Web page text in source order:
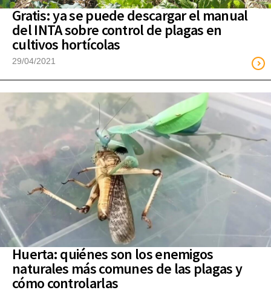
Gratis: ya se puede descargar el manual
del INTA sobre control de plagas en
cultivos hortícolas
29/04/2021
Huerta: quiénes son los enemigos
naturales más comunes de las plagas y
cómo controlarlas